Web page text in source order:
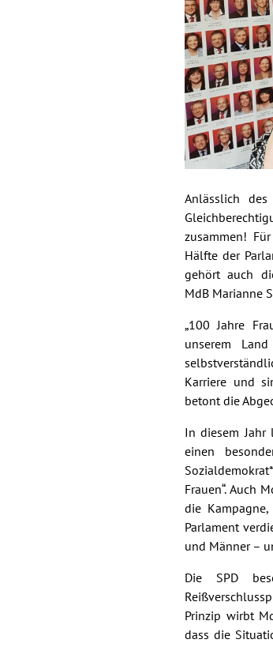
Anlässlich
zusammen!
Hälfte der
gehört auch
MdB Marianne
„100 Jahre
unserem
Karriere und
betont die
In diesem Jahr
einen
Frauen“. Auch
die
Parlament
und Männer –
Die SPD
Prinzip wirbt
dass die